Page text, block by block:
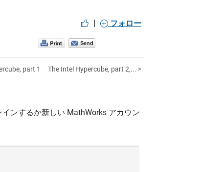
| フォロー
part 1 The Intel Hypercube, part 2,... >
ンするか新しい MathWorks アカウン